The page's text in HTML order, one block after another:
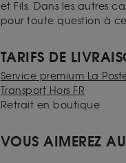
et Fils. Dans les autres
pour toute question à
TARIFS DE
Service premium La
Transport Hors FR
Retrait en boutique
VOUS AIMEREZ